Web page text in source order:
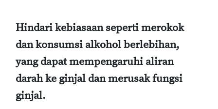
Hindari kebiasaan seperti merokok
dan konsumsi alkohol berlebihan,
yang dapat mempengaruhi aliran
darah ke ginjal dan merusak fungsi
ginjal.